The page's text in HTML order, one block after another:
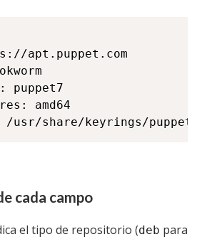
apt.puppet.com
puppet7
amd64
/usr/share/keyrings/puppet-
cada campo
el tipo de repositorio (deb para